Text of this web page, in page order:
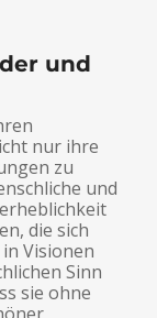
und
nur ihre
zu
und
die sich
Visionen
Sinn
sie ohne